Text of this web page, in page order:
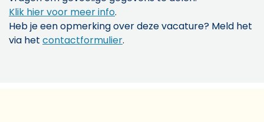
Klik hier voor meer info.
Heb je een opmerking over deze vacature? Meld het
via het contactformulier.